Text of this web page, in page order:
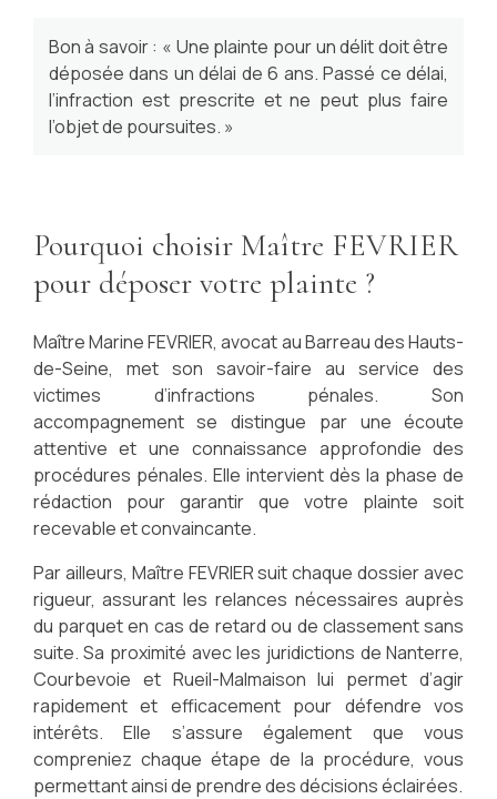
Bon à savoir : « Une plainte pour un délit doit être
déposée dans un délai de 6 ans. Passé ce délai,
l’infraction est prescrite et ne peut plus faire
l’objet de poursuites. »
Pourquoi choisir Maître FEVRIER
pour déposer votre plainte ?
Maître Marine FEVRIER, avocat au Barreau des Hauts-
de-Seine, met son savoir-faire au service des
victimes d’infractions pénales. Son
accompagnement se distingue par une écoute
attentive et une connaissance approfondie des
procédures pénales. Elle intervient dès la phase de
rédaction pour garantir que votre plainte soit
recevable et convaincante.
Par ailleurs, Maître FEVRIER suit chaque dossier avec
rigueur, assurant les relances nécessaires auprès
du parquet en cas de retard ou de classement sans
suite. Sa proximité avec les juridictions de Nanterre,
Courbevoie et Rueil-Malmaison lui permet d’agir
rapidement et efficacement pour défendre vos
intérêts. Elle s’assure également que vous
compreniez chaque étape de la procédure, vous
permettant ainsi de prendre des décisions éclairées.